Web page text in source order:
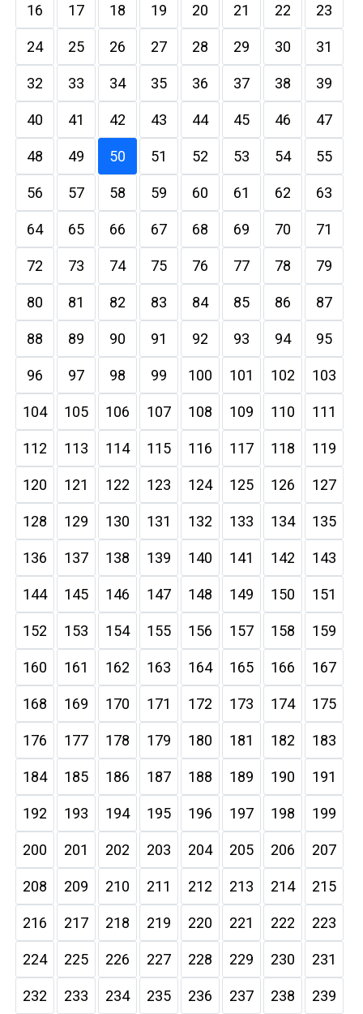
16 17 18 19 20 21 22 23
24 25 26 27 28 29 30 31
32 33 34 35 36 37 38 39
40 41 42 43 44 45 46 47
48 49 50 51 52 53 54 55
56 57 58 59 60 61 62 63
64 65 66 67 68 69 70 71
72 73 74 75 76 77 78 79
80 81 82 83 84 85 86 87
88 89 90 91 92 93 94 95
96 97 98 99 100 101 102 103
104 105 106 107 108 109 110 111
112 113 114 115 116 117 118 119
120 121 122 123 124 125 126 127
128 129 130 131 132 133 134 135
136 137 138 139 140 141 142 143
144 145 146 147 148 149 150 151
152 153 154 155 156 157 158 159
160 161 162 163 164 165 166 167
168 169 170 171 172 173 174 175
176 177 178 179 180 181 182 183
184 185 186 187 188 189 190 191
192 193 194 195 196 197 198 199
200 201 202 203 204 205 206 207
208 209 210 211 212 213 214 215
216 217 218 219 220 221 222 223
224 225 226 227 228 229 230 231
232 233 234 235 236 237 238 239